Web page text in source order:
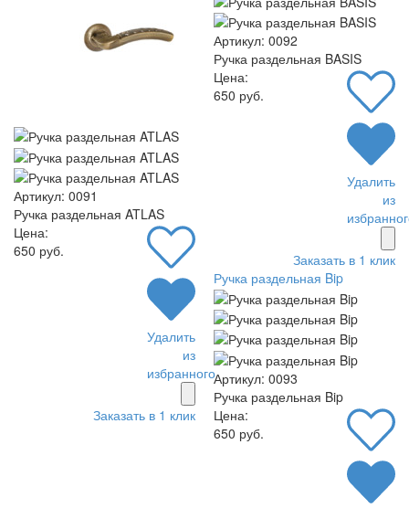
Артикул: 0091
Ручка раздельная ATLAS
Цена:
650 руб.
Удалить
из
избранного
Заказать в 1 клик
Артикул: 0092
Ручка раздельная BASIS
Цена:
650 руб.
Удалить
из
Заказать в 1 клик
Ручка раздельная Bip
Артикул: 0093
Ручка раздельная Bip
Цена:
650 руб.